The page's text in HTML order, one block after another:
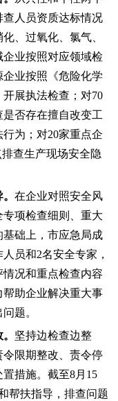
人员资质达标情况
化、过氧化、氯气、
业按照对应领域检
业按照《危险化学
展执法检查；对70
否存在擅自改变工
为；对20家重点企
查生产现场安全隐
在企业对照安全风
项检查细则、重大
础上，市应急局成
员和2名安全专家，
况和重点检查内容
助企业解决重大事
题。
坚持边检查边整
令限期整改、责令停
置措施。截至8月15
帮扶指导，排查问题